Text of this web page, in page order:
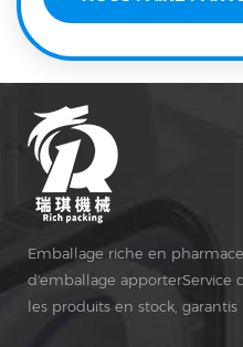
Emballage riche en
d'emballage apporterService
les produits en stock,